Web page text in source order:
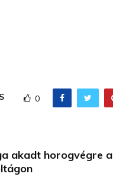
0
akadt horogvégre a